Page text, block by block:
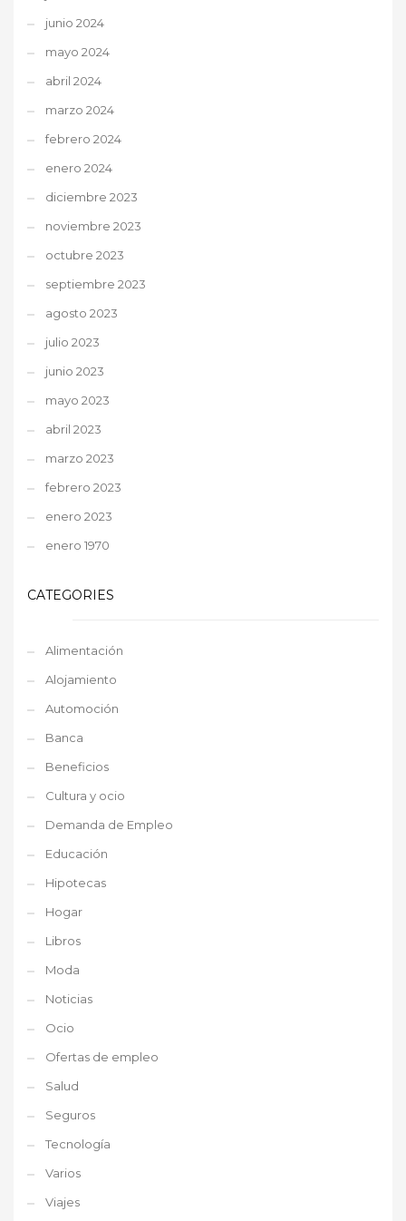
junio 2024
mayo 2024
abril 2024
marzo 2024
febrero 2024
enero 2024
diciembre 2023
noviembre 2023
octubre 2023
septiembre 2023
agosto 2023
julio 2023
junio 2023
mayo 2023
abril 2023
marzo 2023
febrero 2023
enero 2023
enero 1970
CATEGORIES
Alimentación
Alojamiento
Automoción
Banca
Beneficios
Cultura y ocio
Demanda de Empleo
Educación
Hipotecas
Hogar
Libros
Moda
Noticias
Ocio
Ofertas de empleo
Salud
Seguros
Tecnología
Varios
Viajes